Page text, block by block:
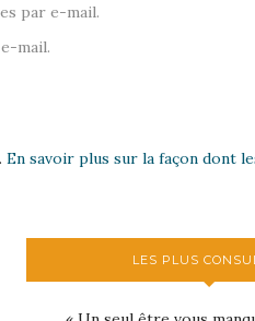
par e-mail.
mail.
En savoir plus sur la façon dont
LES PLUS